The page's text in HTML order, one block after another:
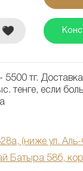
тг.
тенге, если
(ниже ул.
Батыра 58б,